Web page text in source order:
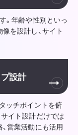
。年齢や性別といっ
を設計し、サイト
設計
ッチポイントを俯
イト設計だけでは
営業活動にも活用